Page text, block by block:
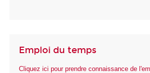
Emploi du temps
Cliquez ici pour prendre connaissance de